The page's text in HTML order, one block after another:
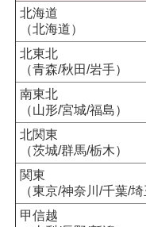
北海道
（北海道）
北東北
（青森/秋田/岩手）
南東北
（山形/宮城/福島）
北関東
（茨城/群馬/栃木）
関東
（東京/神奈川/千葉/埼
甲信越